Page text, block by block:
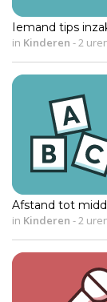
Iemand tips
in Kinderen -2
Afstand tot
in Kinderen -2